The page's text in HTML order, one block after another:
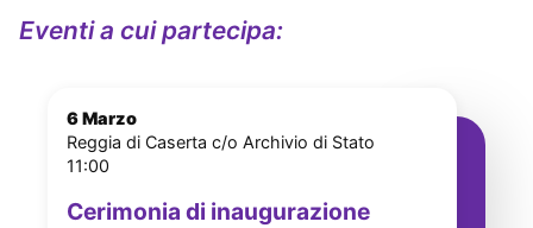
Eventi a cui partecipa:
6 Marzo
Reggia di Caserta c/o Archivio di Stato
11:00
Cerimonia di inaugurazione